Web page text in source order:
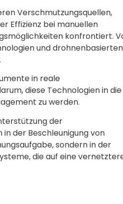
Verschmutzungsquellen,
Effizienz bei manuellen
konfrontiert.
und drohnenbasierten
in reale
diese Technologien in die
zu werden.
der
der Beschleunigung von
sondern in der
die auf eine